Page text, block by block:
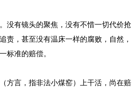
没有镜头的聚焦，没有不惜一切代价抢
责，甚至没有温床一样的腐败，自然，
标准的赔偿。
方言，指非法小煤窑）上干活，尚在赔